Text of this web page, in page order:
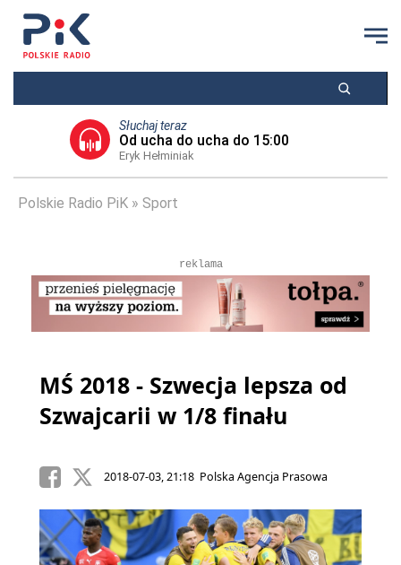
Słuchaj teraz
Od ucha do ucha do 15:00
Eryk Hełminiak
Polskie Radio PiK Sport
reklama
MŚ 2018 - Szwecja lepsza od
Szwajcarii w 1/8 finału
2018-07-03, 21:18 Polska Agencja Prasowa